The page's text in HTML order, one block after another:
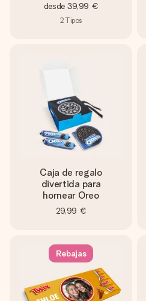
desde 39,99 €
2 Tipos
Caja de regalo
divertida para
hornear Oreo
29,99 €
Rebajas